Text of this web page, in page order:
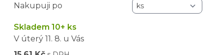
Nakupuji po
Skladem 10+ ks
V úterý 11. 8. u Vás